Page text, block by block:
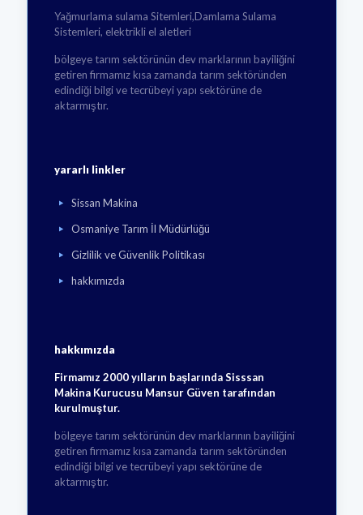
Yağmurlama sulama Sitemleri,Damlama Sulama
Sistemleri, elektrikli el aletleri
bölgeye tarım sektörünün dev marklarının bayiliğini
getiren firmamız kısa zamanda tarım sektöründen
edindiği bilgi ve tecrübeyi yapı sektörüne de
aktarmıştır.
yararlı linkler
Sissan Makina
Osmaniye Tarım İl Müdürlüğü
Gizlilik ve Güvenlik Politikası
hakkımızda
hakkımızda
Firmamız 2000 yılların başlarında Sisssan
Makina Kurucusu Mansur Güven tarafından
kurulmuştur.
bölgeye tarım sektörünün dev marklarının bayiliğini
getiren firmamız kısa zamanda tarım sektöründen
edindiği bilgi ve tecrübeyi yapı sektörüne de
aktarmıştır.